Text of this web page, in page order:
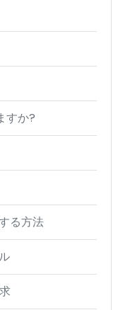
すか?
る方法